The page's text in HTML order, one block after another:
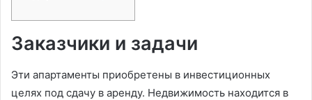
Заказчики и задачи
Эти апартаменты приобретены в инвестиционных
целях под сдачу в аренду. Недвижимость находится в